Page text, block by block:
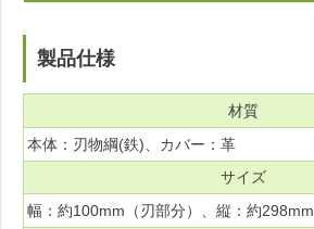
製品仕様
材質
本体：刃物綱(鉄)、カバー：革
サイズ
幅：約100mm（刃部分）、縦：約298mm